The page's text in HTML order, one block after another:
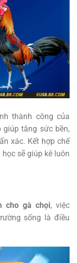
thành công của
giúp tăng sức bền,
xác. Kết hợp chế
sẽ giúp kê luôn
cho gà chọi, việc
sống là điều